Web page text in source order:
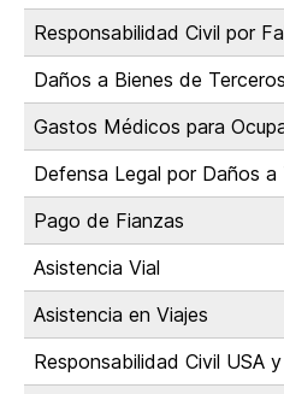
Responsabilidad Civil por
Daños a Bienes de Terceros
Gastos Médicos para
Defensa Legal por Daños a
Pago de Fianzas
Asistencia Vial
Asistencia en Viajes
Responsabilidad Civil USA